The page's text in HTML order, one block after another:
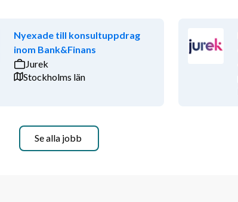
Nyexade till konsultuppdrag
inom Bank&Finans
Jurek
Stockholms län
Se alla jobb